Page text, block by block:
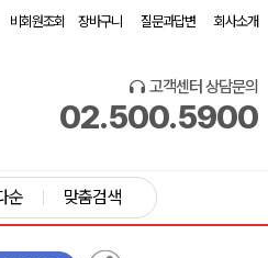
비회원조회 장바구니 질문과답변 회사소개
고객센터 상담문의
02.500.5900
순 맞춤검색